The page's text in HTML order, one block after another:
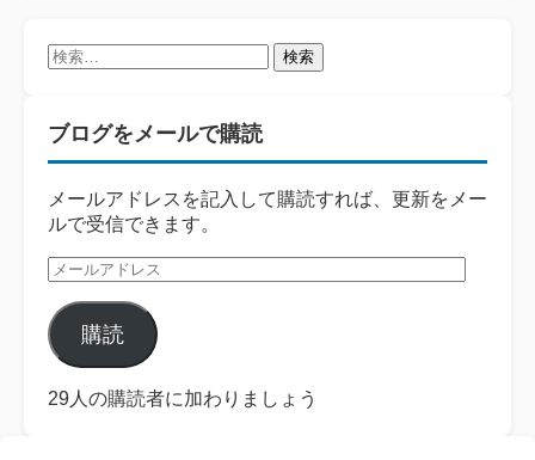
検
ブログをメールで購読
メールアドレスを記入して購読すれば、更新をメー
ルで受信できます。
メ
ル
ア
ド
レ
購読
29人の購読者に加わりましょう